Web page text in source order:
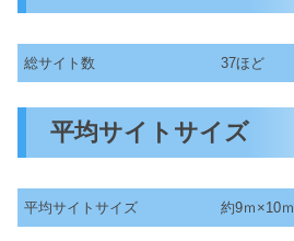
総サイト数 37ほど
平均サイトサイズ
平均サイトサイズ 約9ｍ×10ｍ